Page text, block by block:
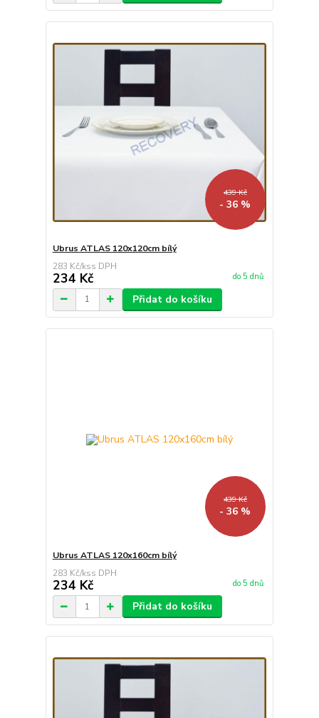
439 Kč
- 36 %
Ubrus ATLAS 120x120cm bílý
283 Kč/ks
234 Kč do 5 dnů
Přidat do košíku
439 Kč
- 36 %
Ubrus ATLAS 120x160cm bílý
283 Kč/ks
234 Kč do 5 dnů
Přidat do košíku